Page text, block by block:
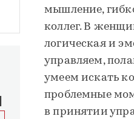
мышление,
коллег. В
логическая и
управляем,
умеем искать
проблемные
в принятии